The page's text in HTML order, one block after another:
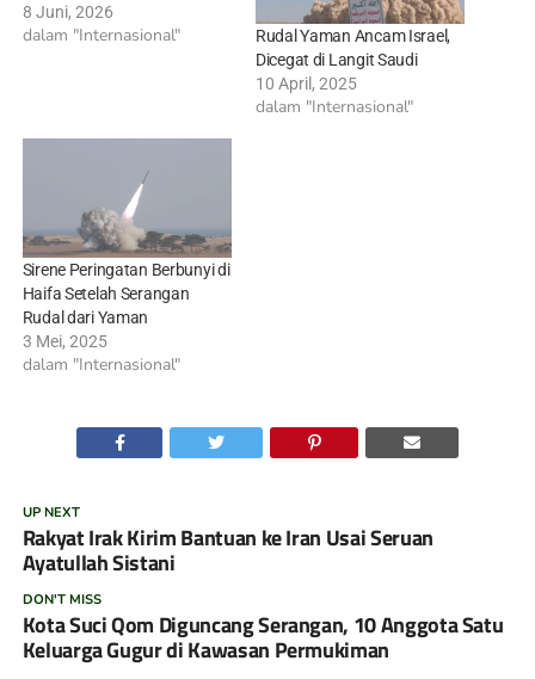
8 Juni, 2026
dalam "Internasional"
Rudal Yaman Ancam Israel,
Dicegat di Langit Saudi
10 April, 2025
dalam "Internasional"
Sirene Peringatan Berbunyi di
Haifa Setelah Serangan
Rudal dari Yaman
3 Mei, 2025
dalam "Internasional"
UP NEXT
Rakyat Irak Kirim Bantuan ke Iran Usai Seruan
Ayatullah Sistani
DON'T MISS
Kota Suci Qom Diguncang Serangan, 10 Anggota Satu
Keluarga Gugur di Kawasan Permukiman